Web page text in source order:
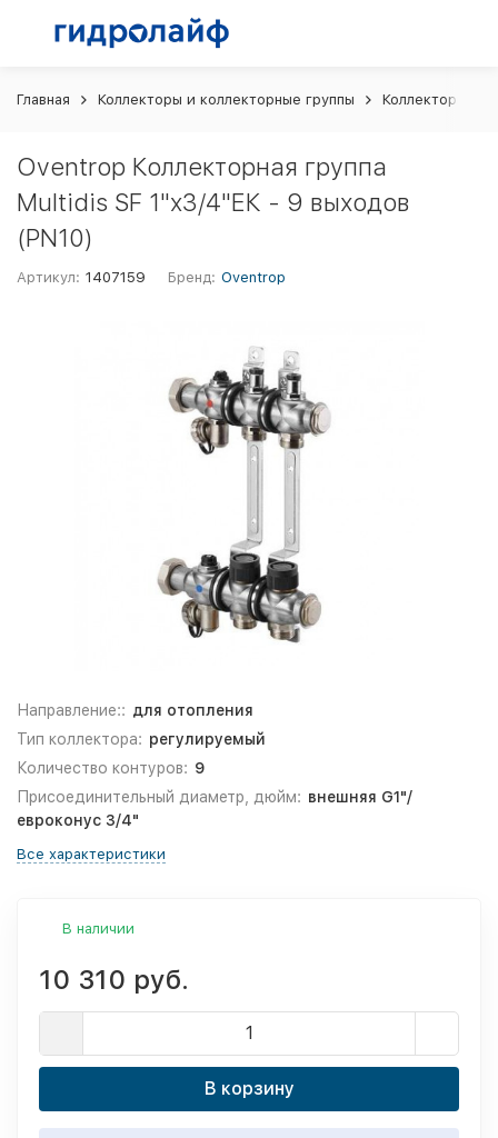
Главная Коллекторы и коллекторные группы Коллекторные
Oventrop Коллекторная группа
Multidis SF 1"x3/4"ЕК - 9 выходов
(PN10)
Артикул: 1407159 Бренд: Oventrop
Направление:: для отопления
Тип коллектора: регулируемый
Количество контуров: 9
Присоединительный диаметр, дюйм: внешняя G1"/
евроконус 3/4"
Все характеристики
В наличии
10 310 руб.
В корзину